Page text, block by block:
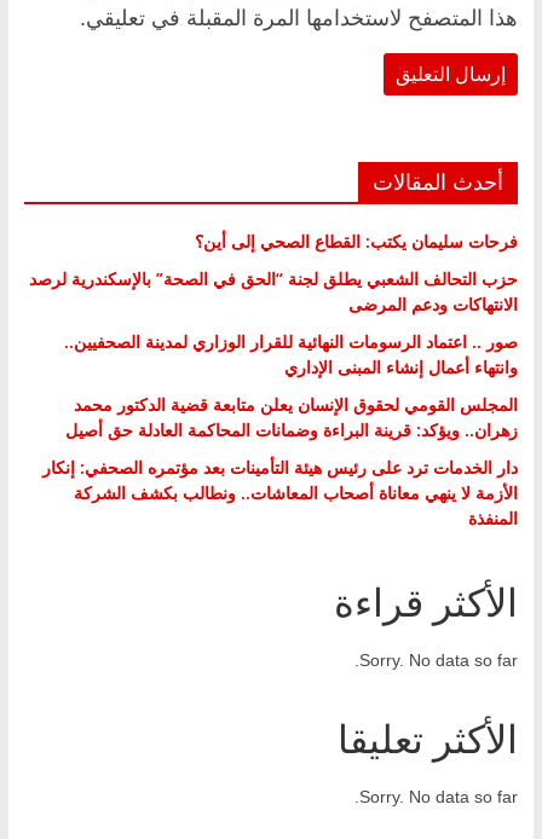
هذا المتصفح لاستخدامها المرة المقبلة في تعليقي.
أحدث المقالات
فرحات سليمان يكتب: القطاع الصحي إلى أين؟
حزب التحالف الشعبي يطلق لجنة “الحق في الصحة” بالإسكندرية لرصد
الانتهاكات ودعم المرضى
صور .. اعتماد الرسومات النهائية للقرار الوزاري لمدينة الصحفيين..
وانتهاء أعمال إنشاء المبنى الإداري
المجلس القومي لحقوق الإنسان يعلن متابعة قضية الدكتور محمد
زهران.. ويؤكد: قرينة البراءة وضمانات المحاكمة العادلة حق أصيل
دار الخدمات ترد على رئيس هيئة التأمينات بعد مؤتمره الصحفي: إنكار
الأزمة لا ينهي معاناة أصحاب المعاشات.. ونطالب بكشف الشركة
المنفذة
الأكثر قراءة
Sorry. No data so far.
الأكثر تعليقا
Sorry. No data so far.